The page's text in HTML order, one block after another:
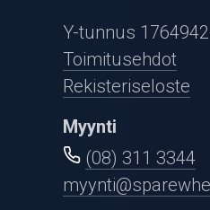
Y-tunnus
Toimitusehdot
Rekisteriseloste
Myynti
(08) 311 3344